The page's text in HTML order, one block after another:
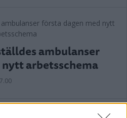
ambulanser
arbetsschema